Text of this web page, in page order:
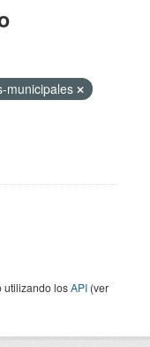
municipales
utilizando losAPI (ver